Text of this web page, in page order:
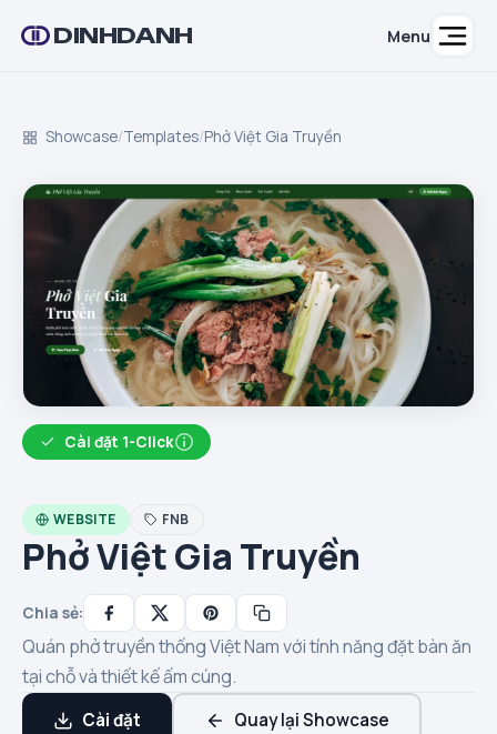
DINHDANH Menu
Showcase/Templates/Phở Việt Gia Truyền
Cài đặt 1-Click
WEBSITE FNB
Phở Việt Gia Truyền
Chia sẻ:
Quán phở truyền thống Việt Nam với tính năng đặt bàn ăn
tại chỗ và thiết kế ấm cúng.
Cài đặt Quay lại Showcase